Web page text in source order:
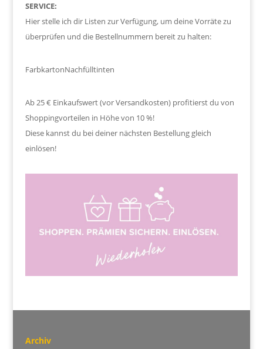
SERVICE:
Hier stelle ich dir Listen zur Verfügung, um deine Vorräte zu
überprüfen und die Bestellnummern bereit zu halten:
FarbkartonNachfülltinten
Ab 25 € Einkaufswert (vor Versandkosten) profitierst du von
Shoppingvorteilen in Höhe von 10 %!
Diese kannst du bei deiner nächsten Bestellung gleich
einlösen!
Archiv